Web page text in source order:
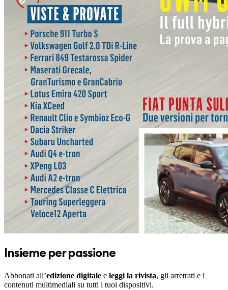
Insieme per passione
Abbonati all’edizione digitale e leggi la rivista, gli arretrati e i
contenuti multimediali su tutti i tuoi dispositivi.